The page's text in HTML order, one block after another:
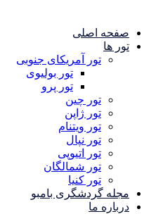
صفحه اصلی
تور ها
تور آمریکای جنوبی
تور بولیوی
تور پرو
تور چین
تور ژاپن
تور ویتنام
تور نپال
تور اتیوپی
تور شمالگان
تور کنیا
مجله گردشگری بامبو
درباره ما